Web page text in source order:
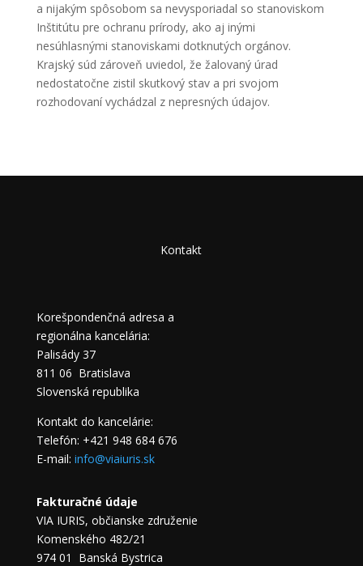
a nijakým spôsobom sa nevysporiadal so stanoviskom
Inštitútu pre ochranu prírody, ako aj inými
nesúhlasnými stanoviskami dotknutých orgánov.
Krajský súd zároveň uviedol, že žalovaný úrad
nedostatočne zistil skutkový stav a pri svojom
rozhodovaní vychádzal z nepresných údajov.
Kontakt
Korešpondenčná adresa a
regionálna kancelária:
Palisády 37
811 06 Bratislava
Slovenská republika
Kontakt do kancelárie:
Telefón: +421 948 684 676
E-mail: info@viaiuris.sk
Fakturačné údaje
VIA IURIS, občianske združenie
Komenského 482/21
974 01 Banská Bystrica